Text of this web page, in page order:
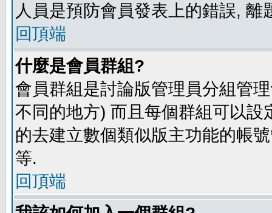
人員是預防會員發表上的錯誤, 離
回頂端
什麼是會員群組?
會員群組是討論版管理員分組管
不同的地方) 而且每個群組可以
的去建立數個類似版主功能的帳
等.
回頂端